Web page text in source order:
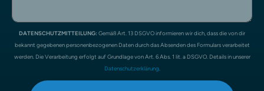
DATENSCHUTZMITTEILUNG: Gemäß Art. 13 DSGVO informieren wir dich, dass die von dir
bekannt gegebenen personenbezogenen Daten durch das Absenden des Formulars verarbeitet
werden. Die Verarbeitung erfolgt auf Grundlage von Art. 6 Abs. 1 lit. a DSGVO. Details in unserer
Datenschutzerklärung